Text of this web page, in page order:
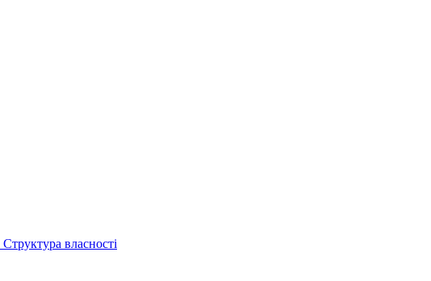
Структура власності